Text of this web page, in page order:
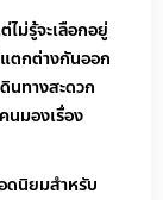
ไม่รู้จะเลือกอยู่
แตกต่างกันออก
นทางสะดวก
นมองเรื่อง
ดนิยมสำหรับ